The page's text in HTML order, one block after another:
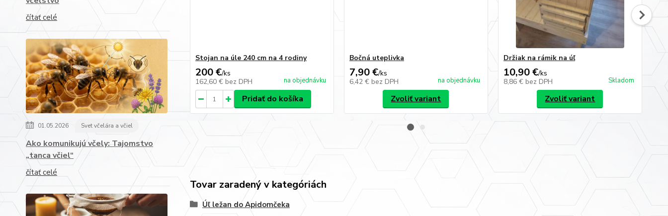
čítať celé
01.05.2026 Svet včelára a včiel
Ako komunikujú včely: Tajomstvo
„tanca včiel“
čítať celé
Stojan na úle 240 cm na 4 rodiny
200 €/ks
162,60 € bez DPH na objednávku
Pridať do košíka
Bočná uteplivka
7,90 €/ks
6,42 € bez DPH na objednávku
Zvoliť variant
Držiak na rámik na úľ
10,90 €/ks
8,86 € bez DPH Skladom
Zvoliť variant
Tovar zaradený v kategóriách
Úľ ležan do Apidomčeka